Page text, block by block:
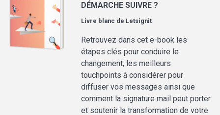
DÉMARCHE SUIVRE ?
Livre blanc de Letsignit
Retrouvez dans cet e-book les
étapes clés pour conduire le
changement, les meilleurs
touchpoints à considérer pour
diffuser vos messages ainsi que
comment la signature mail peut porter
et soutenir la transformation de votre